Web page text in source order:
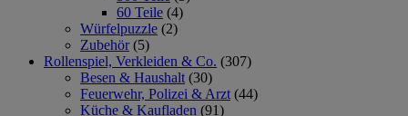
60 Teile (4)
Würfelpuzzle (2)
Zubehör (5)
Rollenspiel, Verkleiden & Co. (307)
Besen & Haushalt (30)
Feuerwehr, Polizei & Arzt (44)
Küche & Kaufladen (91)